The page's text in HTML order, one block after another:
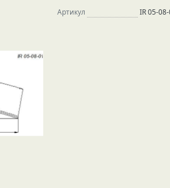
Артикул IR 05-08-